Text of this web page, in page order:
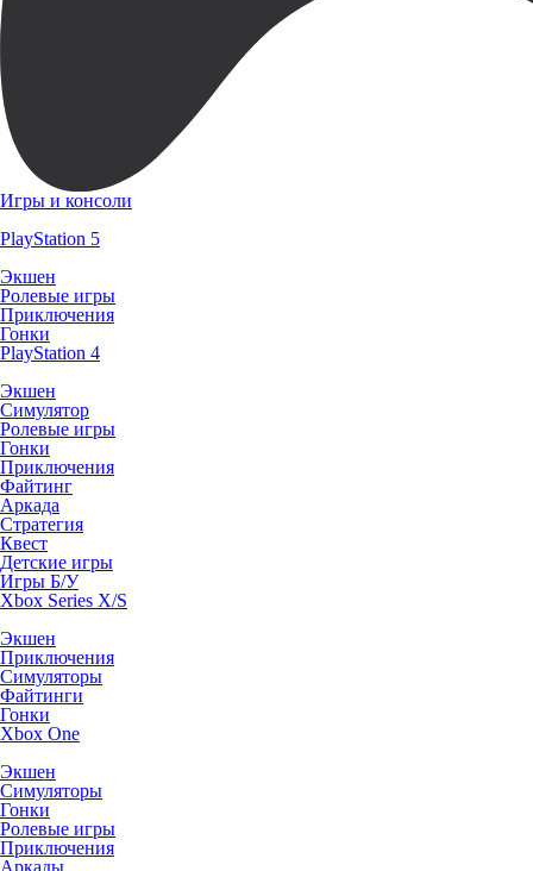
Игры и консоли
PlayStation 5
Экшен
Ролевые игры
Приключения
Гонки
PlayStation 4
Экшен
Симулятор
Ролевые игры
Гонки
Приключения
Файтинг
Аркада
Стратегия
Квест
Детские игры
Игры Б/У
Xbox Series X/S
Экшен
Приключения
Симуляторы
Файтинги
Гонки
Xbox One
Экшен
Симуляторы
Гонки
Ролевые игры
Приключения
Аркады